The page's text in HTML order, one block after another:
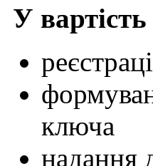
У
ключа
надання